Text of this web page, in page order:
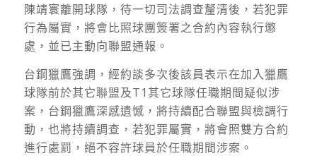
陳靖寰離開球隊，待一切司法調查釐清後，若犯罪
行為屬實，將會比照球團簽署之合約內容執行懲
處，並已主動向聯盟通報。
台鋼獵鷹強調，經約談多次後該員表示在加入獵鷹
球隊前於其它聯盟及T1其它球隊任職期間疑似涉
案，台鋼獵鷹深感遺憾，將持續配合聯盟與檢調行
動，也將持續調查，若犯罪屬實，將會照雙方合約
進行處罰，絕不容許球員於任職期間涉案。